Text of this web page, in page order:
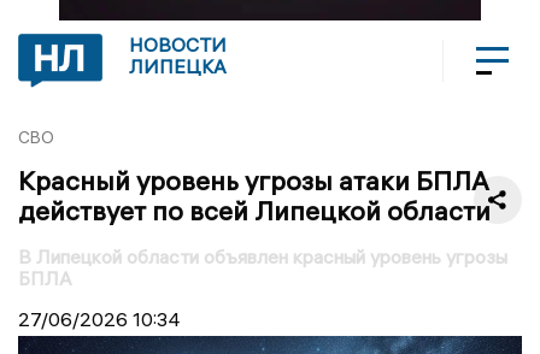
НОВОСТИ
ЛИПЕЦКА
СВО
Красный уровень угрозы атаки БПЛА
действует по всей Липецкой области
В Липецкой области объявлен красный уровень угрозы
БПЛА
27/06/2026 10:34